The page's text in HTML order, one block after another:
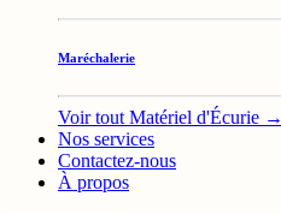
Maréchalerie
Voir tout Matériel d'Écurie →
Nos services
Contactez-nous
À propos